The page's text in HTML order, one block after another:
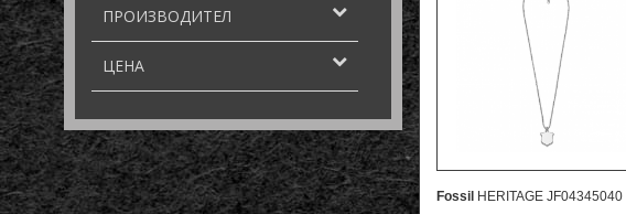
ПРОИЗВОДИТЕЛ
ЦЕНА
Fossil HERITAGE JF04345040